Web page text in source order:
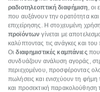
ραδιοτηλεοπτική διαφήμιση, οι
που αυξάνουν την ορατότητα
επιχείρησης. Η στοχευμένη
προϊόντων γίνεται με
καλύπτοντας τις ανάγκες και του
Οιδιαφημιστικές καμπάνιεςπου
συνδυάζουν ανάλυση αγοράς,
περιεχομένου, προσφέροντας
πωλήσεις και ενισχύουν τη
και προσεκτική παρακολούθηση